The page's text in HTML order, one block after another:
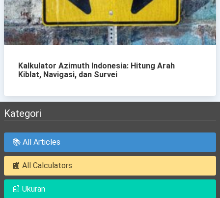
Kalkulator Azimuth Indonesia: Hitung Arah
Kiblat, Navigasi, dan Survei
Kategori
📚 All Articles
📰 All Calculators
📰 Ukuran